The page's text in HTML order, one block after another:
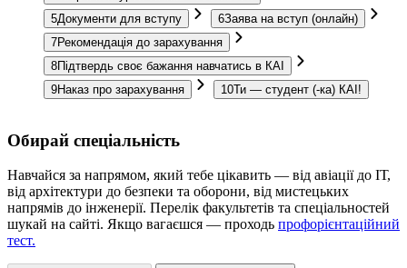
5Документи для вступу 6Заява на вступ (онлайн)
7Рекомендація до зарахування
8Підтвердь своє бажання навчатись в КАІ
9Наказ про зарахування 10Ти — студент (-ка) КАІ!
Обирай спеціальність
Навчайся за напрямом, який тебе цікавить — від авіації до ІТ,
від архітектури до безпеки та оборони, від мистецьких
напрямів до інженерії. Перелік факультетів та спеціальностей
шукай на сайті. Якщо вагаєшся — проходь профорієнтаційний
тест.